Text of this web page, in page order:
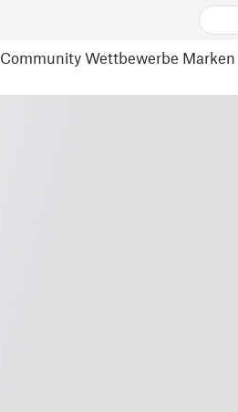
Community Wettbewerbe Marken